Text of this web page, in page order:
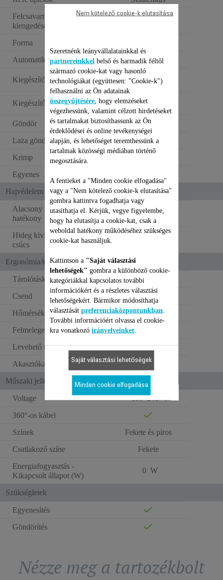
Felcsavart tincsek
kiengedése funkció
Forma
Automatikus forgás
Nem alkalmazható
Kiegészítők 1:
2 közepes méretű
hajcsatt
Kiegészítők 2:
Kétujjas hőálló
védőkesztyű
Göndör
Laza göndör
Krimp
Egyenes
Hajvédelem és ergonómia
Alacsony hőmérsékleten is
hatékony
Nem alkalmazható
Hideg kivitelű/megfogható
csúcs
Ergonómia/kényelmi funkciók
Tárolótáska
Csend
Nem alkalmazható
Hőmérsékletjelző
Felmelegedési idő
Levehető rács
Nem alkalmazható
Akasztókampó
Műszaki jellemzők
Voltage
110–240 V
360°-os kábel
Színek
Fekete és piros
Csatlakozó színe
Fekete
Energiafogyasztás -
Kikapcsolt állapot (W)
0 W
Szükségletek
Egyenesítés
Göndörítés
Nézze meg a tartozékbolt
Szeretnénk leányvállalatainkkal és
partnereinkkel belső és harmadik féltől
származó cookie-kat vagy hasonló
technológiákat (együttesen: "Cookie-k")
felhasználni az Ön adatainak
összegyűjtésére, hogy elemzéseket
végezhessünk, valamint célzott hirdetéseket
és tartalmakat biztosíthassunk az Ön
érdeklődései és online tevékenységei
alapján, és lehetőséget teremthessünk a
tartalmak közösségi médiában történő
megosztására.
A fentieket a "Minden cookie elfogadása"
vagy a "Nem kötelező cookie-k elutasítása"
gombra kattintva fogadhatja vagy
utasíthatja el. Kérjük, vegye figyelembe,
hogy ha elutasítja a cookie-kat, csak a
weboldal hatékony működéséhez szükséges
cookie-kat használjuk.
Kattintson a "Saját választási
lehetőségek" gombra a különböző cookie-
kategóriákkal kapcsolatos további
információkért és a részletes választási
lehetőségekért. Bármikor módosíthatja
választását preferenciaközpontunkban
További információért olvassa el cookie-
kra vonatkozó irányelveinket.
Nem kötelező cookie-k elutasítása
Saját választási lehetőségek
Minden cookie elfogadása